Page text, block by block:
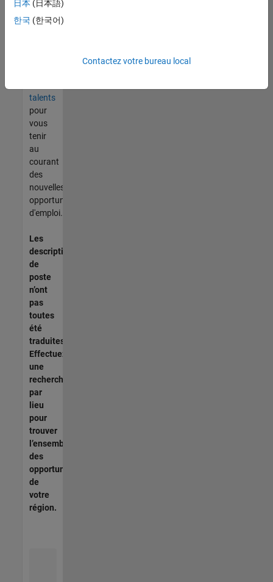
corresponde
à vos
talents
pour
vous
tenir
au
courant
des
nouvelles
opportunités
d'emploi.
Les
descriptions
de
poste
n’ont
pas
toutes
été
traduites.
Effectuez
une
recherche
par
lieu
pour
trouver
l’ensemble
des
opportunités
de
votre
région.
日本 (日本語)
한국 (한국어)
Contactez votre bureau local